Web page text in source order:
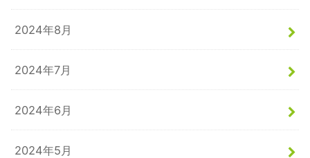
2024年8月
2024年7月
2024年6月
2024年5月